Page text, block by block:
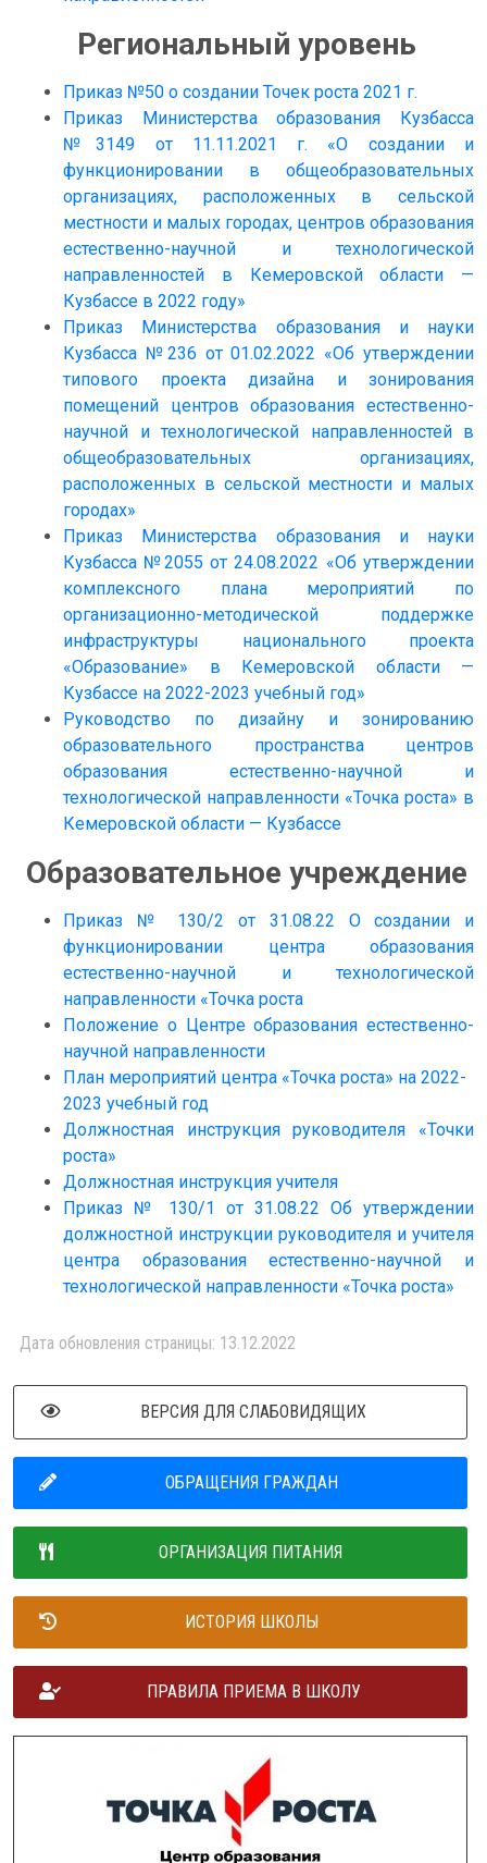
Региональный уровень
Приказ №50 о создании Точек роста 2021 г.
Приказ Министерства образования Кузбасса
№3149 от 11.11.2021 г. «О создании и
функционировании в общеобразовательных
организациях, расположенных в сельской
местности и малых городах, центров образования
естественно-научной и технологической
направленностей в Кемеровской области —
Кузбассе в 2022 году»
Приказ Министерства образования и науки
Кузбасса №236 от 01.02.2022 «Об утверждении
типового проекта дизайна и зонирования
помещений центров образования естественно-
научной и технологической направленностей в
общеобразовательных организациях,
расположенных в сельской местности и малых
городах»
Приказ Министерства образования и науки
Кузбасса №2055 от 24.08.2022 «Об утверждении
комплексного плана мероприятий по
организационно-методической поддержке
инфраструктуры национального проекта
«Образование» в Кемеровской области —
Кузбассе на 2022-2023 учебный год»
Руководство по дизайну и зонированию
образовательного пространства центров
образования естественно-научной и
технологической направленности «Точка роста» в
Кемеровской области — Кузбассе
Образовательное учреждение
Приказ № 130/2 от 31.08.22 О создании и
функционировании центра образования
естественно-научной и технологической
направленности «Точка роста
Положение о Центре образования естественно-
научной направленности
План мероприятий центра «Точка роста» на 2022-
2023 учебный год
Должностная инструкция руководителя «Точки
роста»
Должностная инструкция учителя
Приказ № 130/1 от 31.08.22 Об утверждении
должностной инструкции руководителя и учителя
центра образования естественно-научной и
технологической направленности «Точка роста»
Дата обновления страницы: 13.12.2022
ВЕРСИЯ ДЛЯ СЛАБОВИДЯЩИХ
ОБРАЩЕНИЯ ГРАЖДАН
ОРГАНИЗАЦИЯ ПИТАНИЯ
ИСТОРИЯ ШКОЛЫ
ПРАВИЛА ПРИЕМА В ШКОЛУ